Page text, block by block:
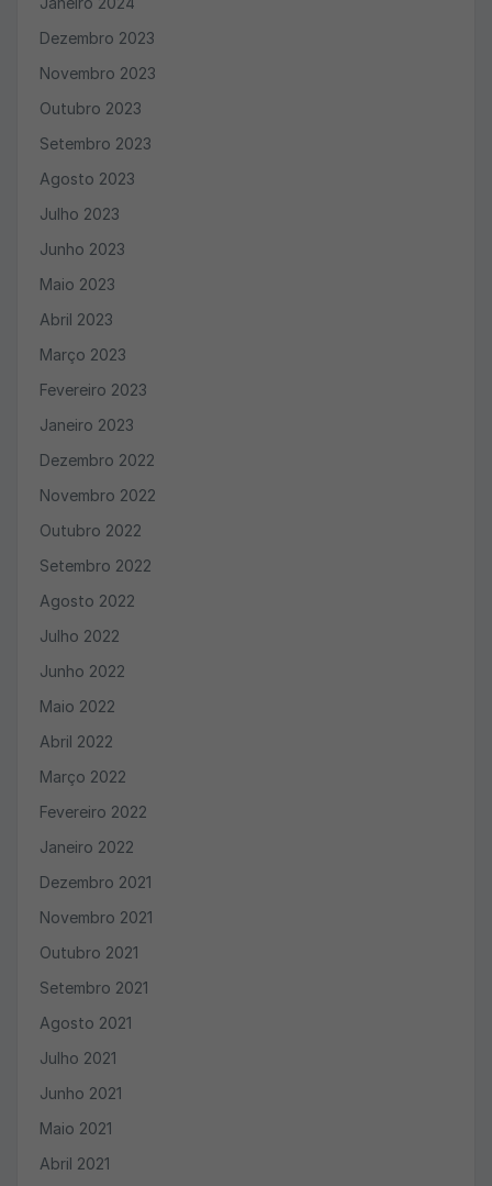
Dezembro 2023
Novembro 2023
Outubro 2023
Setembro 2023
Agosto 2023
Julho 2023
Junho 2023
Maio 2023
Abril 2023
Março 2023
Fevereiro 2023
Janeiro 2023
Dezembro 2022
Novembro 2022
Outubro 2022
Setembro 2022
Agosto 2022
Julho 2022
Junho 2022
Maio 2022
Abril 2022
Março 2022
Fevereiro 2022
Janeiro 2022
Dezembro 2021
Novembro 2021
Outubro 2021
Setembro 2021
Agosto 2021
Julho 2021
Junho 2021
Maio 2021
Abril 2021